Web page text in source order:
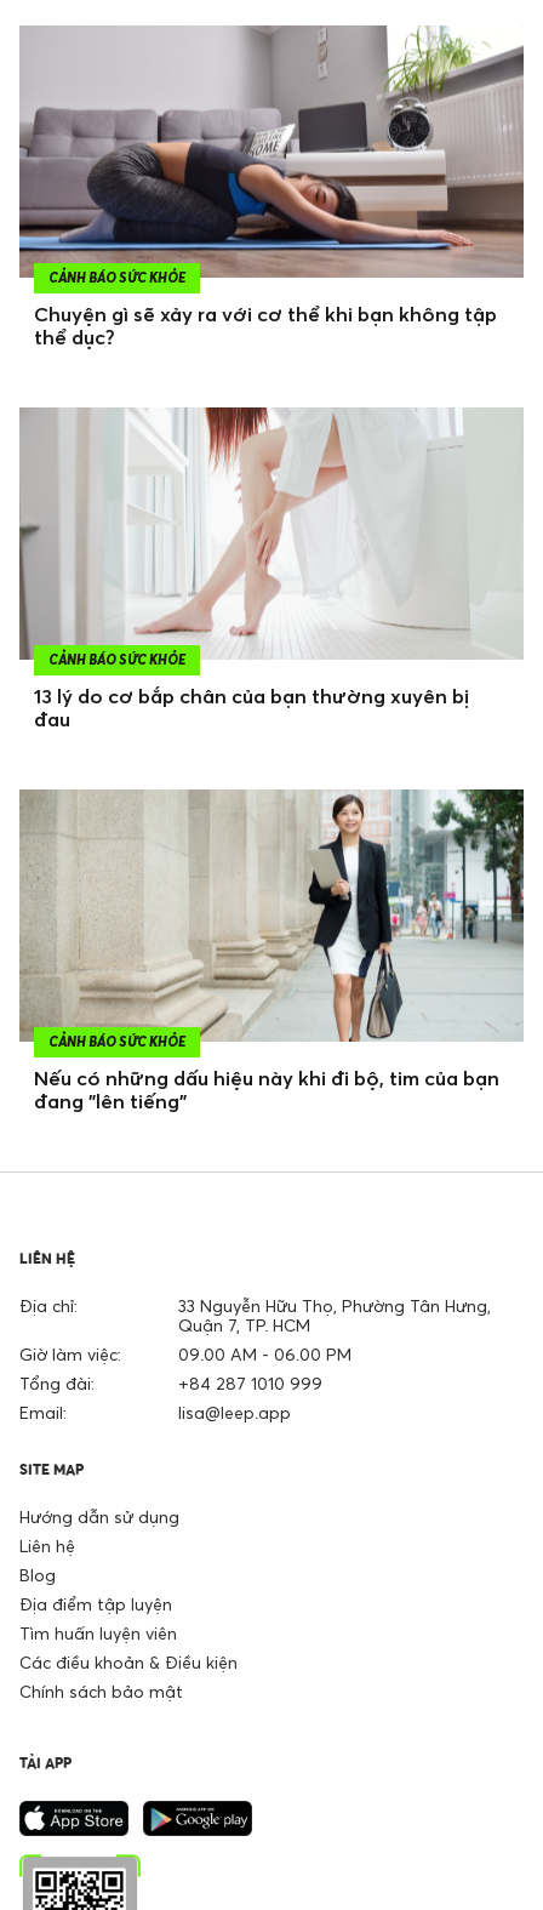
CẢNH BÁO SỨC KHỎE
Chuyện gì sẽ xảy ra với cơ thể khi bạn không tập
thể dục?
CẢNH BÁO SỨC KHỎE
13 lý do cơ bắp chân của bạn thường xuyên bị
đau
CẢNH BÁO SỨC KHỎE
Nếu có những dấu hiệu này khi đi bộ, tim của bạn
đang "lên tiếng"
LIÊN HỆ
Địa chỉ:
33 Nguyễn Hữu Thọ, Phường Tân Hưng,
Quận 7, TP. HCM
Giờ làm việc:
09.00 AM - 06.00 PM
Tổng đài:
+84 287 1010 999
Email:
lisa@leep.app
SITE MAP
Hướng dẫn sử dụng
Liên hệ
Blog
Địa điểm tập luyện
Tìm huấn luyện viên
Các điều khoản & Điều kiện
Chính sách bảo mật
TẢI APP